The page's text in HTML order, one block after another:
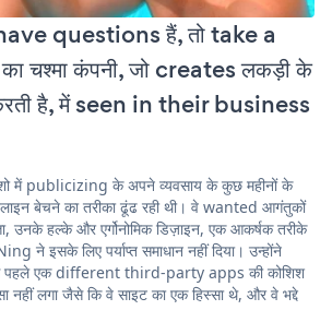
questions हैं, तो take a
चश्मा कंपनी, जो creates लकड़ी के
करती है, में seen in their business
शो में publicizing के अपने व्यवसाय के कुछ महीनों के
बेचने का तरीका ढूंढ रही थी। वे wanted आगंतुकों
उनके हल्के और एर्गोनोमिक डिज़ाइन, एक आकर्षक तरीके
ने इसके लिए पर्याप्त समाधान नहीं दिया। उन्होंने
पहले एक different third-party apps की कोशिश
नहीं लगा जैसे कि वे साइट का एक हिस्सा थे, और वे भद्दे